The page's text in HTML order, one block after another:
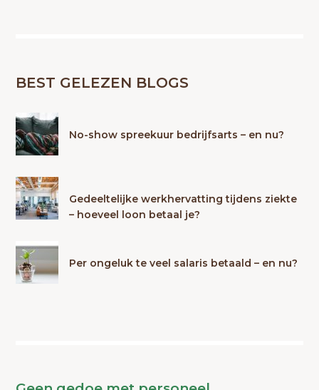
BEST GELEZEN BLOGS
No-show spreekuur bedrijfsarts – en nu?
Gedeeltelijke werkhervatting tijdens ziekte
– hoeveel loon betaal je?
Per ongeluk te veel salaris betaald – en nu?